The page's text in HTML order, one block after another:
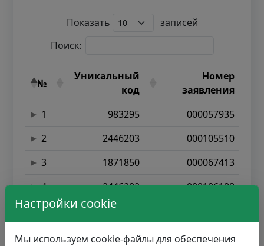
Показать
записей
Поиск:
№
Уникальный
код
Номер
заявления
1
983295
000057935
2
2446203
000105510
3
1871850
000067413
4
2446202
000106188
5
2044729
6
2219467
000105868
Настройки cookie
Мы используем cookie-файлы для обеспечения